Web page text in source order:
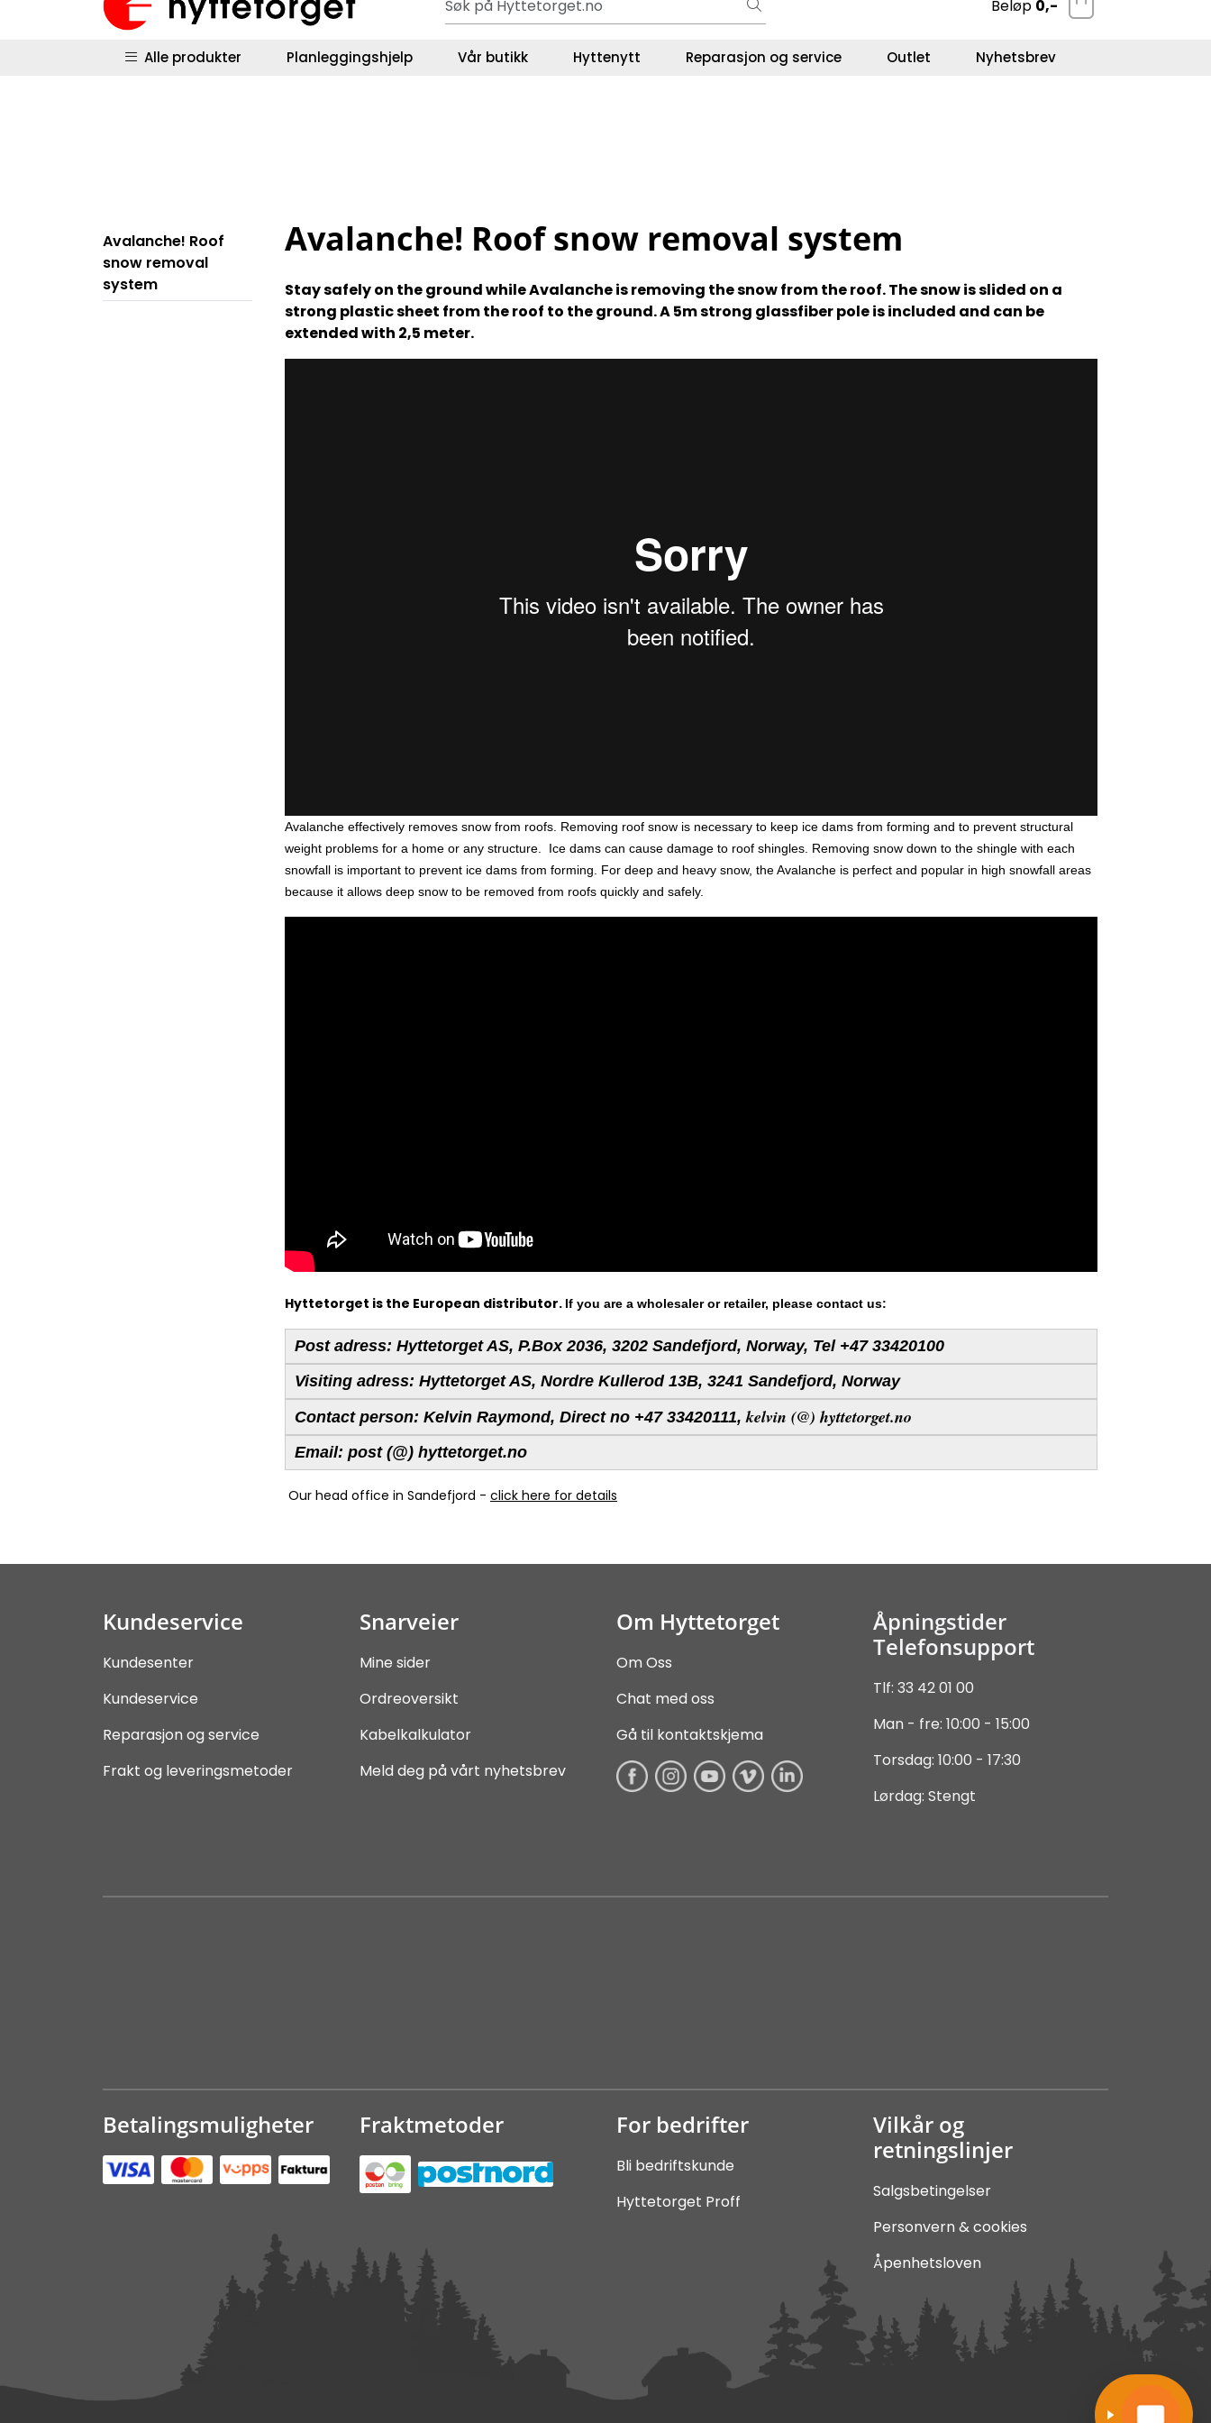
Skip to main content Ut på tur i sommer? Sjekk her først
Hyttestyring | Returinfo | Salgsbetingelser Kundeservice Favoritter
Beløp 0,-
Alle produkter Planleggingshjelp Vår butikk Hyttenytt Reparasjon og service Outlet Nyhetsbrev
Avalanche! Roof
snow removal
system
Avalanche! Roof snow removal system
Stay safely on the ground while Avalanche is removing the snow from the roof. The snow is slided on a
strong plastic sheet from the roof to the ground. A 5m strong glassfiber pole is included and can be
extended with 2,5 meter.
Avalanche effectively removes snow from roofs. Removing roof snow is necessary to keep ice dams from forming and to prevent structural
weight problems for a home or any structure. Ice dams can cause damage to roof shingles. Removing snow down to the shingle with each
snowfall is important to prevent ice dams from forming. For deep and heavy snow, the Avalanche is perfect and popular in high snowfall areas
because it allows deep snow to be removed from roofs quickly and safely.
Hyttetorget is the European distributor. If you are a wholesaler or retailer, please contact us:
Post adress: Hyttetorget AS, P.Box 2036, 3202 Sandefjord, Norway, Tel +47 33420100
Visiting adress: Hyttetorget AS, Nordre Kullerod 13B, 3241 Sandefjord, Norway
Contact person: Kelvin Raymond, Direct no +47 33420111,kelvin (@) hyttetorget.no
Email: post (@) hyttetorget.no
Our head office in Sandefjord - click here for details
Kundeservice
Kundesenter
Kundeservice
Reparasjon og service
Frakt og leveringsmetoder
For bedrifter
Bli bedriftskunde
Hyttetorget Proff
Snarveier
Mine sider
Ordreoversikt
Kabelkalkulator
Meld deg på vårt nyhetsbrev
Om Hyttetorget
Om Oss
Chat med oss
Gå til kontaktskjema
Betalingsmuligheter
Åpningstider
Telefonsupport
Tlf: 33 42 01 00
Man - fre: 10:00 - 15:00
Torsdag: 10:00 - 17:30
Lørdag: Stengt
Fraktmetoder
Vilkår og
retningslinjer
Salgsbetingelser
Personvern & cookies
Åpenhetsloven